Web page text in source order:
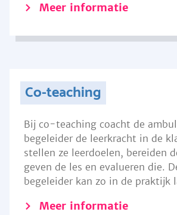
Meer informatie
Co-teaching
Bij co-teaching coacht de
begeleider de leerkracht in de
stellen ze leerdoelen, bereiden
geven de les en evalueren die.
begeleider kan zo in de praktijk
Meer informatie